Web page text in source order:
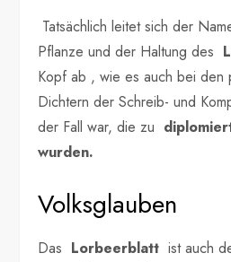
Tatsächlich leitet sich der
Pflanze und der Haltung des
Kopf ab , wie es auch bei den
Dichtern der Schreib- und
der Fall war, die zu
wurden.
Volksglauben
Das Lorbeerblatt ist auch